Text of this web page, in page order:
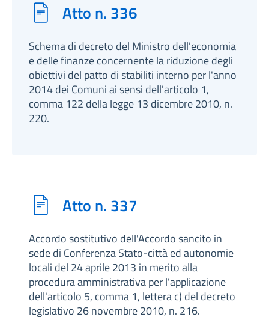
Atto n. 336
Schema di decreto del Ministro dell'economia
e delle finanze concernente la riduzione degli
obiettivi del patto di stabiliti interno per l'anno
2014 dei Comuni ai sensi dell'articolo 1,
comma 122 della legge 13 dicembre 2010, n.
220.
Atto n. 337
Accordo sostitutivo dell'Accordo sancito in
sede di Conferenza Stato-città ed autonomie
locali del 24 aprile 2013 in merito alla
procedura amministrativa per l'applicazione
dell'articolo 5, comma 1, lettera c) del decreto
legislativo 26 novembre 2010, n. 216.